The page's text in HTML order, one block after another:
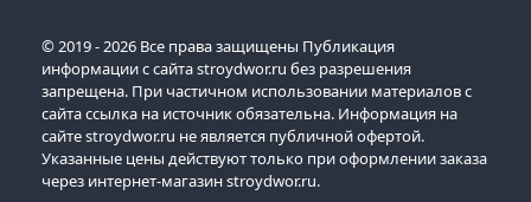
706
Кабели
и
провода
Товаров
по
© 2019 - 2026 Все права защищены Публикация
информации с сайта stroydwor.ru без разрешения
запрещена. При частичном использовании материалов с
сайта ссылка на источник обязательна. Информация на
сайте stroydwor.ru не является публичной офертой.
Указанные цены действуют только при оформлении заказа
через интернет-магазин stroydwor.ru.